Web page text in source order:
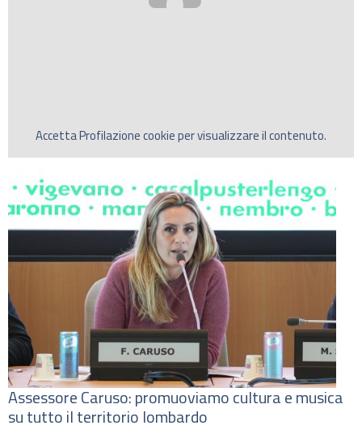
AccettaProfilazionecookie per visualizzare il contenuto.
Assessore Caruso: promuoviamo cultura e musica
su tutto il territorio lombardo